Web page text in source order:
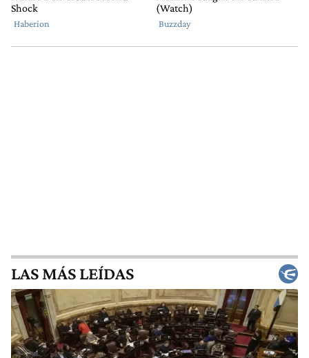
LAS MÁS LEÍDAS